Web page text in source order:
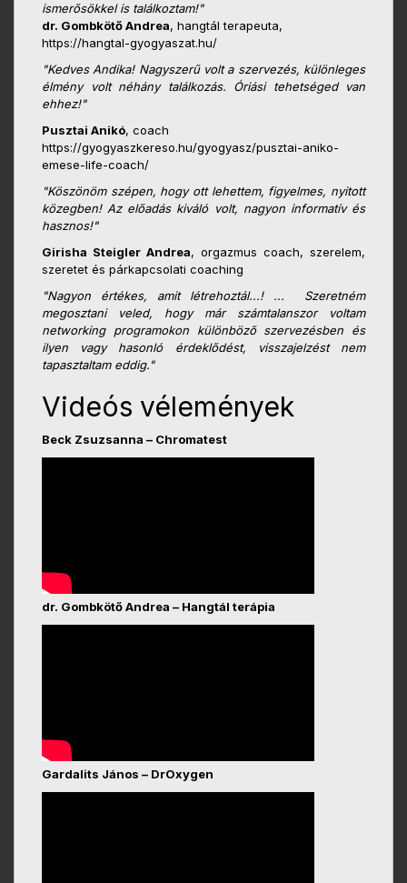
ismerősökkel is találkoztam!"
dr. Gombkötő Andrea, hangtál terapeuta,
https://hangtal-gyogyaszat.hu/
"Kedves Andika! Nagyszerű volt a szervezés, különleges
élmény volt néhány találkozás. Óriási tehetséged van
ehhez!"
Pusztai Anikó, coach
https://gyogyaszkereso.hu/gyogyasz/pusztai-aniko-
emese-life-coach/
"Köszönöm szépen, hogy ott lehettem, figyelmes, nyitott
közegben! Az előadás kiváló volt, nagyon informatív és
hasznos!"
Girisha Steigler Andrea, orgazmus coach, szerelem,
szeretet és párkapcsolati coaching
"Nagyon értékes, amit létrehoztál...! ... Szeretném
megosztani veled, hogy már számtalanszor voltam
networking programokon különböző szervezésben és
ilyen vagy hasonló érdeklődést, visszajelzést nem
tapasztaltam eddig."
Videós vélemények
Beck Zsuzsanna – Chromatest
dr. Gombkötő Andrea – Hangtál terápia
Gardalits János – DrOxygen